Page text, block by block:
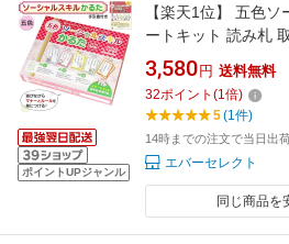
ポイントUPジャンル
【楽天1位】 五色
ートキット 読み札
ども トレーニング
色 カード ゲーム カ
ちゃ 教材 学習 勉強
3,580 円 送料無料
32ポイント (1倍)
5(1件)
14時までの注文で当日出
エバーセレクト
同じ商品を